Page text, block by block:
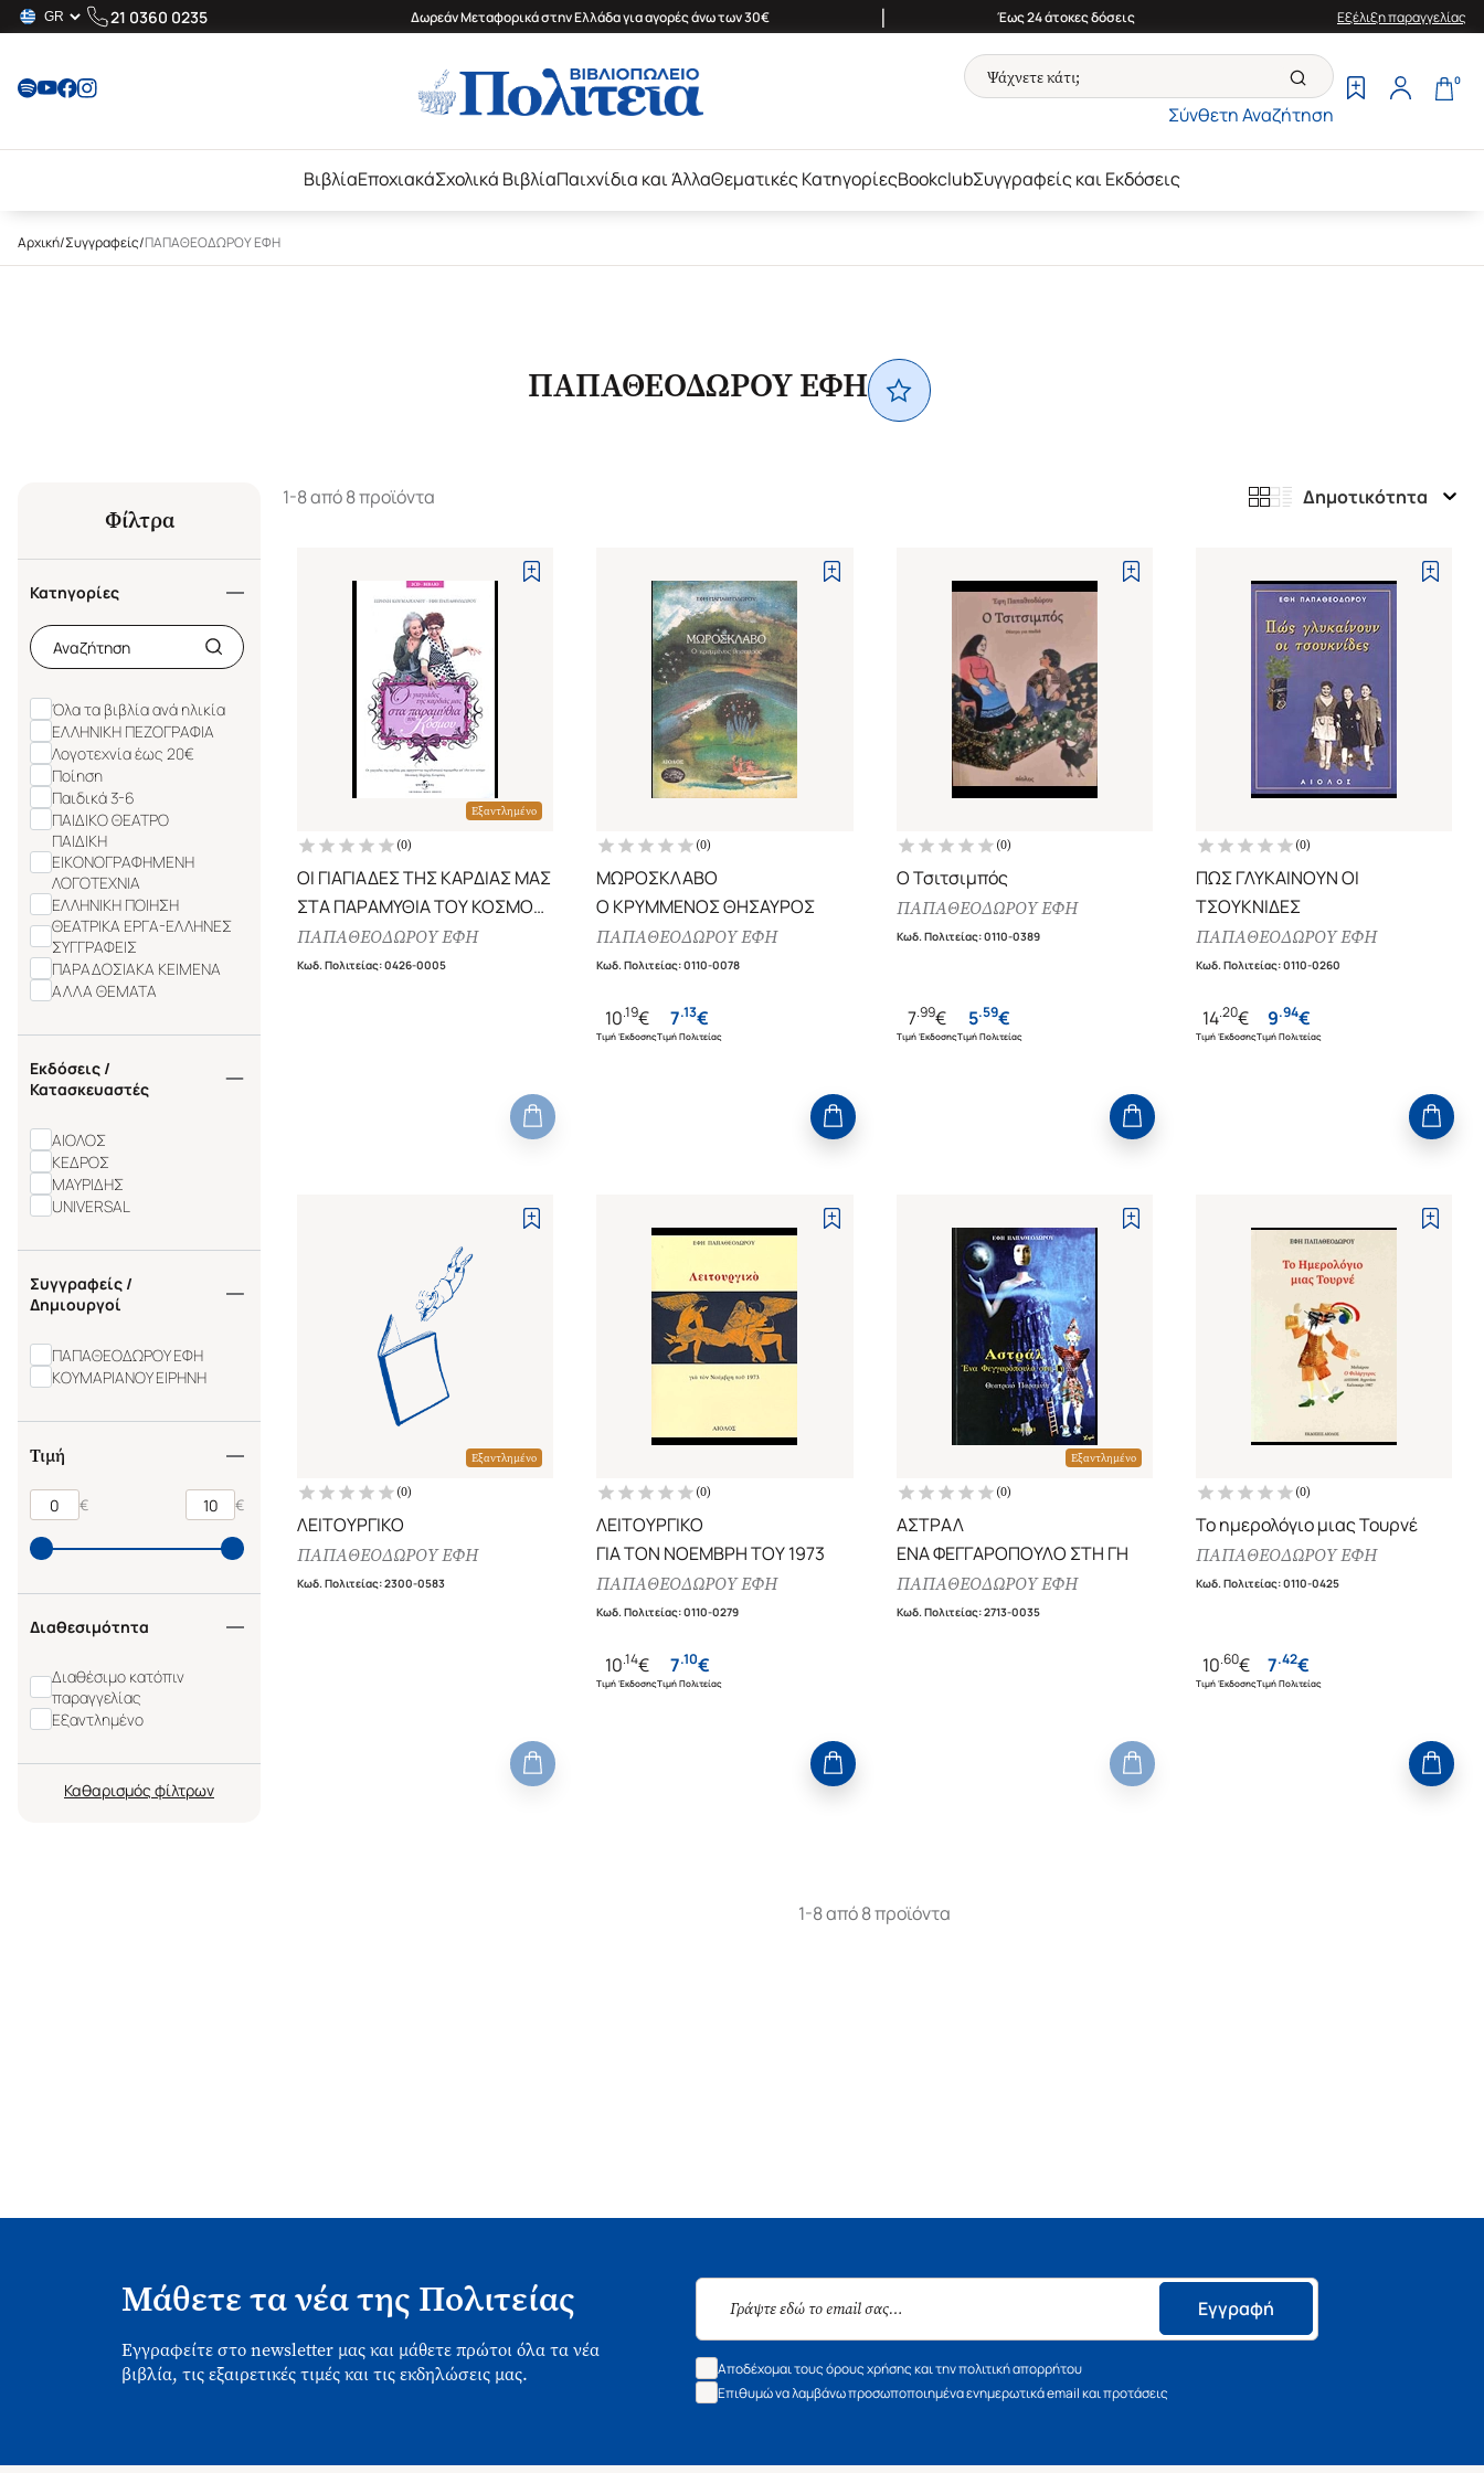
21 0360 0235 Δωρεάν Μεταφορικά στην Ελλάδα για αγορές άνω των 30€ | Έως 24 άτοκες δόσεις Εξέλιξη παραγγελίας
Σύνθετη Αναζήτηση
0
ΒιβλίαΕποχιακάΣχολικά ΒιβλίαΠαιχνίδια και ΆλλαΘεματικές ΚατηγορίεςBookclubΣυγγραφείς και Εκδόσεις
Αρχική/Συγγραφείς/ΠΑΠΑΘΕΟΔΩΡΟΥ ΕΦΗ
ΠΑΠΑΘΕΟΔΩΡΟΥ ΕΦΗ
Φίλτρα
Κατηγορίες
Όλα τα βιβλία ανά ηλικία
ΕΛΛΗΝΙΚΗ ΠΕΖΟΓΡΑΦΙΑ
Λογοτεχνία έως 20€
Ποίηση
Παιδικά 3-6
ΠΑΙΔΙΚΟ ΘΕΑΤΡΟ
ΠΑΙΔΙΚΗ
ΕΙΚΟΝΟΓΡΑΦΗΜΕΝΗ
ΛΟΓΟΤΕΧΝΙΑ
ΕΛΛΗΝΙΚΗ ΠΟΙΗΣΗ
ΘΕΑΤΡΙΚΑ ΕΡΓΑ-ΕΛΛΗΝΕΣ
ΣΥΓΓΡΑΦΕΙΣ
ΠΑΡΑΔΟΣΙΑΚΑ ΚΕΙΜΕΝΑ
ΑΛΛΑ ΘΕΜΑΤΑ
Εκδόσεις /
Κατασκευαστές
ΑΙΟΛΟΣ
ΚΕΔΡΟΣ
ΜΑΥΡΙΔΗΣ
UNIVERSAL
Συγγραφείς /
Δημιουργοί
ΠΑΠΑΘΕΟΔΩΡΟΥ ΕΦΗ
ΚΟΥΜΑΡΙΑΝΟΥ ΕΙΡΗΝΗ
Τιμή
€ €
Διαθεσιμότητα
Διαθέσιμο κατόπιν
παραγγελίας
Εξαντλημένο
Καθαρισμός
1-8 από 8 προϊόντα Δημοτικότητα
Εξαντλημένο
(0)
ΟΙ ΓΙΑΓΙΑΔΕΣ ΤΗΣ ΚΑΡΔΙΑΣ ΜΑΣ
ΣΤΑ ΠΑΡΑΜΥΘΙΑ ΤΟΥ ΚΟΣΜΟΥ
(+2CD)
ΠΑΠΑΘΕΟΔΩΡΟΥ ΕΦΗ
Κωδ. Πολιτείας:0426-0005
(0)
ΜΩΡΟΣΚΛΑΒΟ
Ο ΚΡΥΜΜΕΝΟΣ ΘΗΣΑΥΡΟΣ
ΠΑΠΑΘΕΟΔΩΡΟΥ ΕΦΗ
Κωδ. Πολιτείας:0110-0078
10.19€
Τιμή Έκδοσης
7.13€
Τιμή Πολιτείας
(0)
Ο Τσιτσιμπός
ΠΑΠΑΘΕΟΔΩΡΟΥ ΕΦΗ
Κωδ. Πολιτείας:0110-0389
7.99€
Τιμή Έκδοσης
5.59€
Τιμή Πολιτείας
(0)
ΠΩΣ ΓΛΥΚΑΙΝΟΥΝ ΟΙ
ΤΣΟΥΚΝΙΔΕΣ
ΠΑΠΑΘΕΟΔΩΡΟΥ ΕΦΗ
Κωδ. Πολιτείας:0110-0260
14.20€
Τιμή Έκδοσης
9.94€
Τιμή Πολιτείας
Εξαντλημένο
(0)
ΛΕΙΤΟΥΡΓΙΚΟ
ΠΑΠΑΘΕΟΔΩΡΟΥ ΕΦΗ
Κωδ. Πολιτείας:2300-0583
(0)
ΛΕΙΤΟΥΡΓΙΚΟ
ΓΙΑ ΤΟΝ ΝΟΕΜΒΡΗ ΤΟΥ 1973
ΠΑΠΑΘΕΟΔΩΡΟΥ ΕΦΗ
Κωδ. Πολιτείας:0110-0279
10.14€
Τιμή Έκδοσης
7.10€
Τιμή Πολιτείας
Εξαντλημένο
(0)
ΑΣΤΡΑΛ
ΕΝΑ ΦΕΓΓΑΡΟΠΟΥΛΟ ΣΤΗ ΓΗ
ΠΑΠΑΘΕΟΔΩΡΟΥ ΕΦΗ
Κωδ. Πολιτείας:2713-0035
(0)
Το ημερολόγιο μιας Τουρνέ
ΠΑΠΑΘΕΟΔΩΡΟΥ ΕΦΗ
Κωδ. Πολιτείας:0110-0425
10.60€
Τιμή Έκδοσης
7.42€
Τιμή Πολιτείας
1-8 από 8 προϊόντα
Μάθετε τα νέα της Πολιτείας
Εγγραφείτε στο newsletter μας και μάθετε πρώτοι όλα τα νέα
βιβλία, τις εξαιρετικές τιμές και τις εκδηλώσεις μας.
Εγγραφή
Αποδέχομαι τους όρους χρήσης και την πολιτική απορρήτου
Επιθυμώ να λαμβάνω προσωποποιημένα ενημερωτικά email και προτάσεις